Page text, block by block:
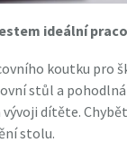
ideální
koutku pro
stůl a
dítěte.
stolu.